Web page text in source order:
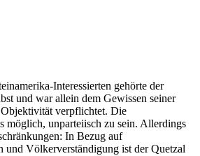
Interessierten gehörte der
und war allein dem Gewissen seiner
verpflichtet. Die
möglich, unparteiisch zu sein. Allerdings
In Bezug auf
und Völkerverständigung ist der Quetzal